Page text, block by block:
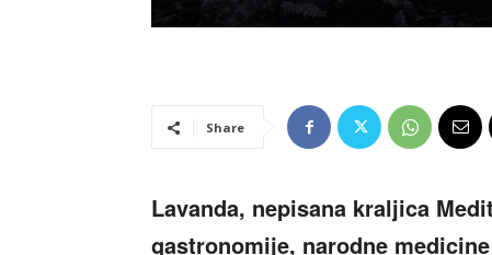
Share
Lavanda, nepisana kraljica
gastronomije, narodne